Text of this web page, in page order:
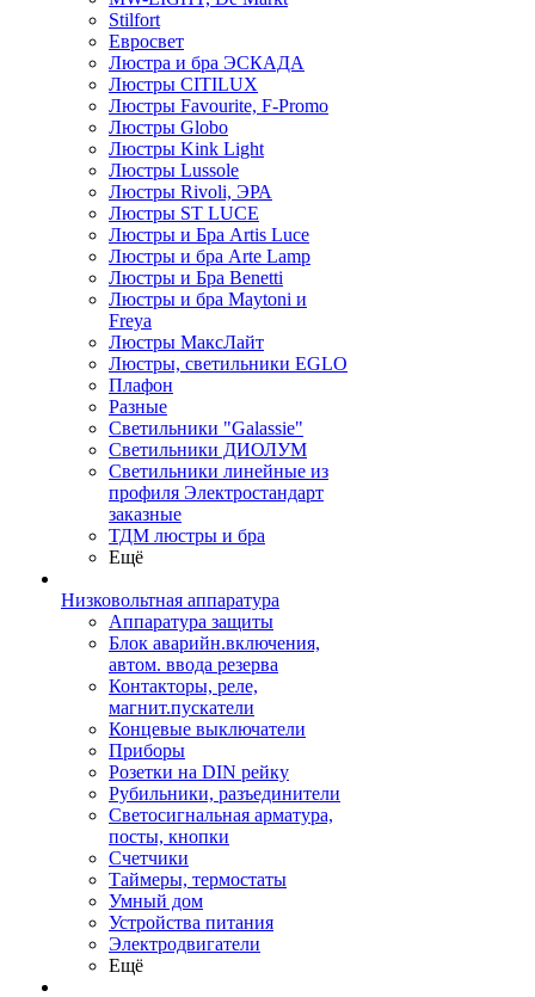
Stilfort
Евросвет
Люстра и бра ЭСКАДА
Люстры CITILUX
Люстры Favourite, F-Promo
Люстры Globo
Люстры Kink Light
Люстры Lussole
Люстры Rivoli, ЭРА
Люстры ST LUCE
Люстры и Бра Artis Luce
Люстры и бра Arte Lamp
Люстры и Бра Benetti
Люстры и бра Maytoni и
Freya
Люстры МаксЛайт
Люстры, светильники EGLO
Плафон
Разные
Светильники "Galassie"
Светильники ДИОЛУМ
Светильники линейные из
профиля Электростандарт
заказные
ТДМ люстры и бра
Ещё
Низковольтная аппаратура
Аппаратура защиты
Блок аварийн.включения,
автом. ввода резерва
Контакторы, реле,
магнит.пускатели
Концевые выключатели
Приборы
Розетки на DIN рейку
Рубильники, разъединители
Светосигнальная арматура,
посты, кнопки
Счетчики
Таймеры, термостаты
Умный дом
Устройства питания
Электродвигатели
Ещё